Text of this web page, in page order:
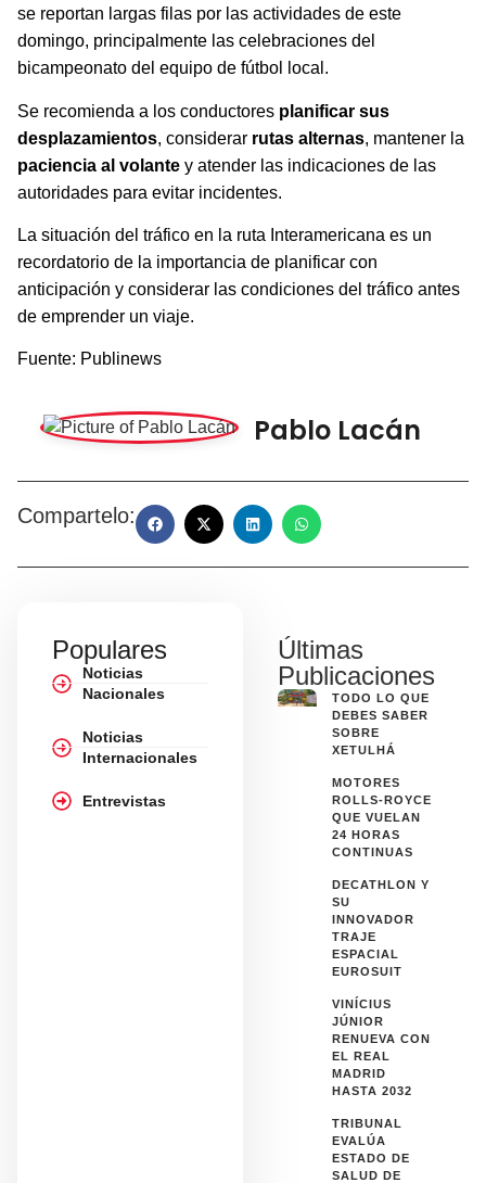
se reportan largas filas por las actividades de este
domingo, principalmente las celebraciones del
bicampeonato del equipo de fútbol local.
Se recomienda a los conductores planificar sus
desplazamientos, considerar rutas alternas, mantener la
paciencia al volante y atender las indicaciones de las
autoridades para evitar incidentes.
La situación del tráfico en la ruta Interamericana es un
recordatorio de la importancia de planificar con
anticipación y considerar las condiciones del tráfico antes
de emprender un viaje.
Fuente: Publinews
Pablo Lacán
Compartelo:
Populares
Noticias
Nacionales
Noticias
Internacionales
Entrevistas
Últimas
Publicaciones
TODO LO QUE
DEBES SABER
SOBRE
XETULHÁ
MOTORES
ROLLS-ROYCE
QUE VUELAN
24 HORAS
CONTINUAS
DECATHLON Y
SU
INNOVADOR
TRAJE
ESPACIAL
EUROSUIT
VINÍCIUS
JÚNIOR
RENUEVA CON
EL REAL
MADRID
HASTA 2032
TRIBUNAL
EVALÚA
ESTADO DE
SALUD DE